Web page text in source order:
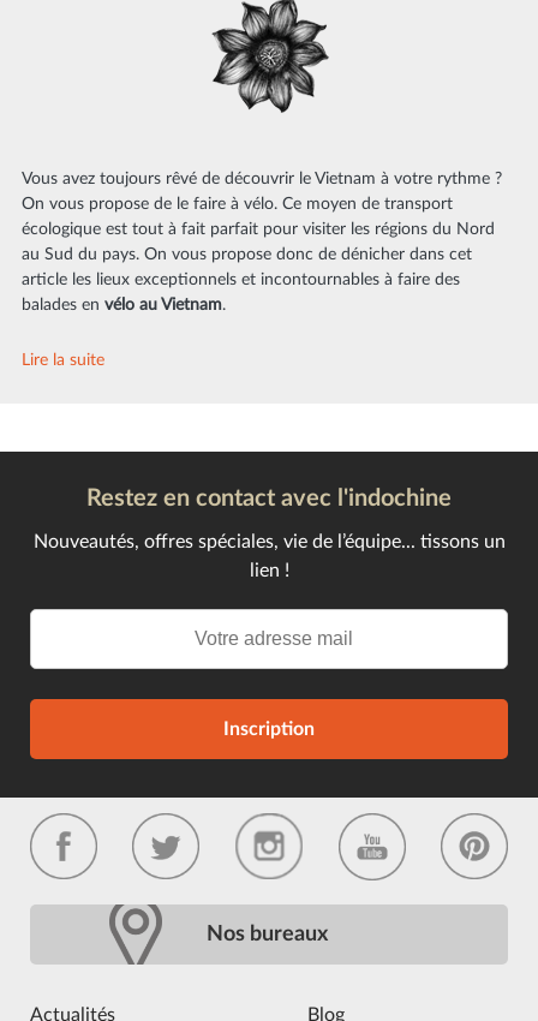
Vous avez toujours rêvé de découvrir le Vietnam à votre rythme ?
On vous propose de le faire à vélo. Ce moyen de transport
écologique est tout à fait parfait pour visiter les régions du Nord
au Sud du pays. On vous propose donc de dénicher dans cet
article les lieux exceptionnels et incontournables à faire des
balades en vélo au Vietnam.
Lire la suite
Restez en contact avec l'indochine
Nouveautés, offres spéciales, vie de l’équipe... tissons un
lien !
Inscription
Nos bureaux
Actualités Blog